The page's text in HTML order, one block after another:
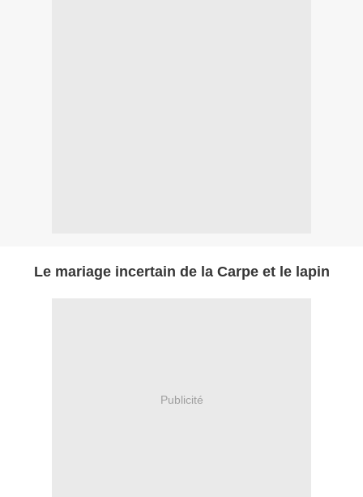
Le mariage incertain de la Carpe et le lapin
Publicité